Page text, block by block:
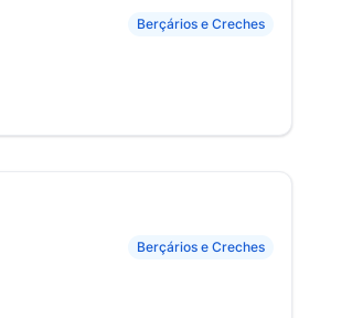
Berçários e Creches
Berçários e Creches